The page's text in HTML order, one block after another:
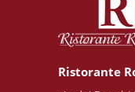
Ristorante